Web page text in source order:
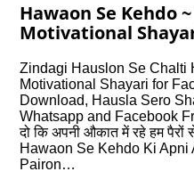
Hawaon Se Kehdo
Motivational
Zindagi Hauslon Se Chalti
Motivational Shayari for
Download, Hausla Sero
Whatsapp and Facebook
दो कि अपनी औकात में रहे हम पैरों
Hawaon Se Kehdo Ki
Pairon…